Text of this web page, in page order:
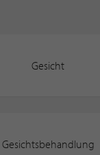
Gesicht
Gesichtsbehandlung